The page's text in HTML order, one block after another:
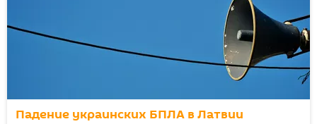
Падение украинских БПЛА в Латвии